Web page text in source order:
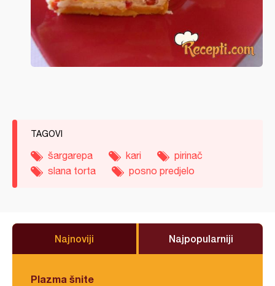
TAGOVI
šargarepa kari
pirinač
slana torta
posno predjelo
Najnoviji Najpopularniji
Plazma šnite